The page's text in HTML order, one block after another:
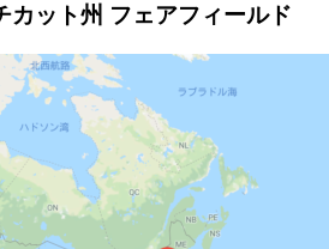
カット州 フェアフィールド